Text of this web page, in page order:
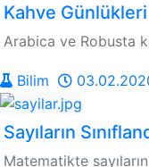
Kahve
Arabica ve Robusta
Bilim
Sayıların
Matematikte sayıların